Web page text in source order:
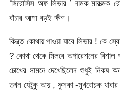
‘সিরোসিস অফ লিভার ’ নামক মারাত্মক
বাঁচার আশা বড়ই ক্ষীণ।
কিন্ত্ত কোথায় পাওয়া যাবে লিভার ! কে
? কোথা থেকে মিলবে অপারেশনের বিশাল
চোখের সামনে দেখেছিলেন শুধুই নিকষ
তখন যেটুকু আয় , ফুসকা -মুখরোচক খাবার